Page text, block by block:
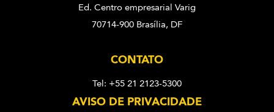
Ed. Centro empresarial Varig
70714-900 Brasília, DF
CONTATO
Tel: +55 21 2123-5300
AVISO DE PRIVACIDADE